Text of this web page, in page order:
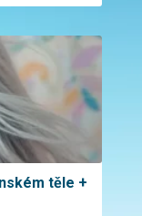
těle +